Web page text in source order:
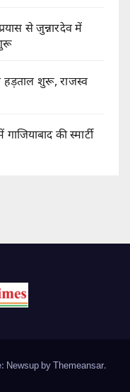
से जुन्नारदेव में
हड़ताल शुरू, राजस्व
की स्मार्टी
Newsup byThemeansar.